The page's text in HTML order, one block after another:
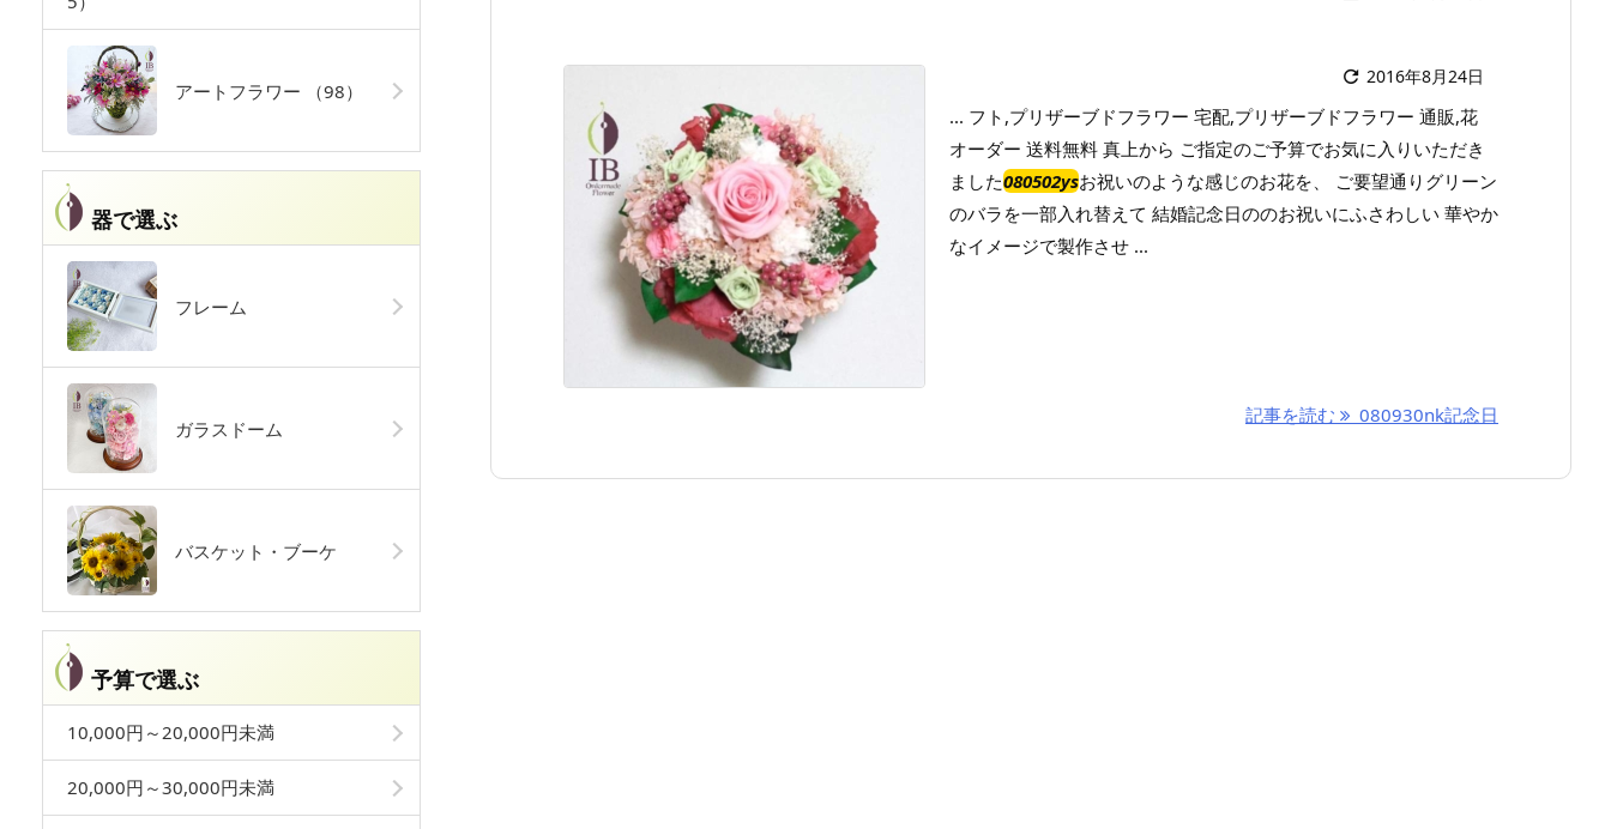
 2016年8月24日
... フト,プリザーブドフラワー 宅配,プリザーブドフラワー 通販,花
オーダー 送料無料 真上から ご指定のご予算でお気に入りいただき
ました080502ysお祝いのような感じのお花を、 ご要望通りグリーン
のバラを一部入れ替えて 結婚記念日ののお祝いにふさわしい 華やか
なイメージで製作させ ...
記事を読む 080930nk記念日
アートフラワー （98）
器で選ぶ
フレーム
ガラスドーム
バスケット・ブーケ
予算で選ぶ
10,000円～20,000円未満
20,000円～30,000円未満